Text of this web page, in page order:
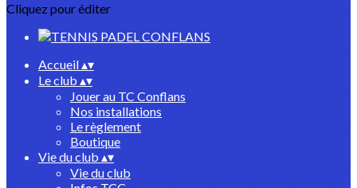
Cliquez pour éditer
Accueil▴▾
Le club ▴▾
Jouer au TC Conflans
Nos installations
Le règlement
Boutique
Vie du club ▴▾
Vie du club